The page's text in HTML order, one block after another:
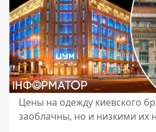
Цены на одежду киевского
заоблачны, но и низкими их